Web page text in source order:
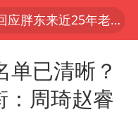
于东来回应胖东来近25年老店年底关闭
浙江省甬江发生2026年第1号洪水
全球最大级别运输船通过长江大桥
单已清晰？
：周琦赵睿